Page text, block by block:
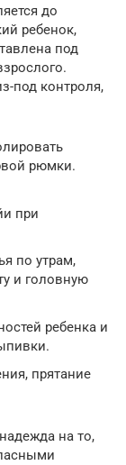
до
ребенок,
под
под контроля,
рюмки.
при
по утрам,
и головную
ребенка и
прятание
на то,